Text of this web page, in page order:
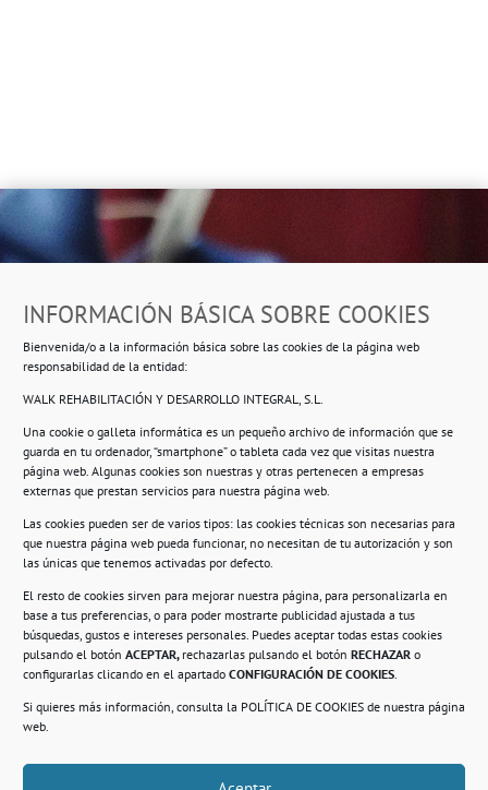
INFORMACIÓN BÁSICA SOBRE COOKIES
Bienvenida/o a la información básica sobre las cookies de la página web
responsabilidad de la entidad:
WALK REHABILITACIÓN Y DESARROLLO INTEGRAL, S.L.
Una cookie o galleta informática es un pequeño archivo de información que se
guarda en tu ordenador, “smartphone” o tableta cada vez que visitas nuestra
página web. Algunas cookies son nuestras y otras pertenecen a empresas
externas que prestan servicios para nuestra página web.
Las cookies pueden ser de varios tipos: las cookies técnicas son necesarias para
que nuestra página web pueda funcionar, no necesitan de tu autorización y son
las únicas que tenemos activadas por defecto.
El resto de cookies sirven para mejorar nuestra página, para personalizarla en
base a tus preferencias, o para poder mostrarte publicidad ajustada a tus
búsquedas, gustos e intereses personales. Puedes aceptar todas estas cookies
pulsando el botón ACEPTAR, rechazarlas pulsando el botón RECHAZAR o
configurarlas clicando en el apartado CONFIGURACIÓN DE COOKIES.
Si quieres más información, consulta la POLÍTICA DE COOKIES de nuestra página
web.
Ropero Solidario de Usera
Beasáin 25-33posterior, local 3 – 28041 Madrid
Información
Compromiso con la protección de datos
personales.
Política de Cookies.
© 2021. Realizado en el Centro de Rehabilitación